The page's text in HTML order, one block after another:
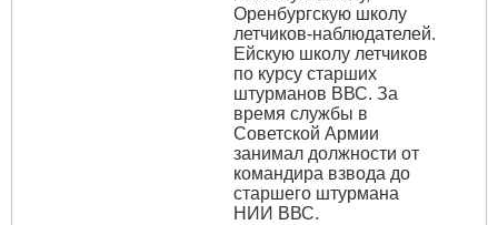
Оренбургскую школу
летчиков-наблюдателей.
Ейскую школу летчиков
по курсу старших
штурманов ВВС. За
время службы в
Советской Армии
занимал должности от
командира взвода до
старшего штурмана
НИИ ВВС.